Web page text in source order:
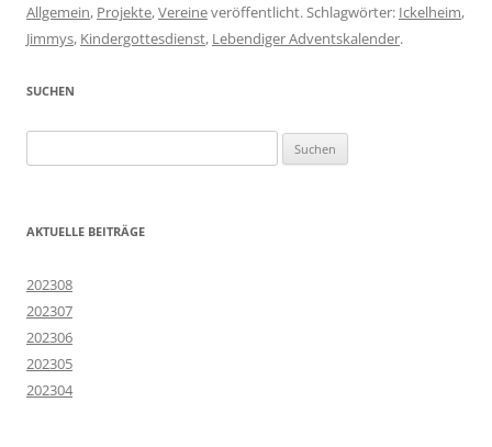
Allgemein, Projekte,Vereineveröffentlicht. Schlagwörter: Ickelheim,
Jimmys, Kindergottesdienst, Lebendiger Adventskalender.
SUCHEN
nach:
AKTUELLE BEITRÄGE
202308
202307
202306
202305
202304